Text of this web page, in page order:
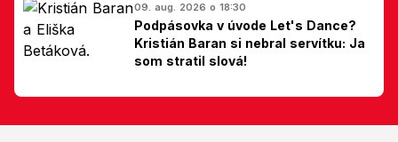
09. aug. 2026 o 18:30
Podpásovka v úvode Let's Dance?
Kristián Baran si nebral servítku: Ja
som stratil slová!